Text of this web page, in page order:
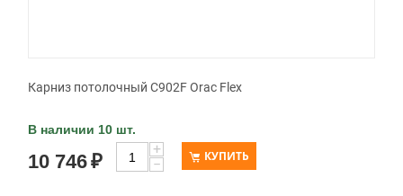
Карниз потолочный C902F Orac Flex
В наличии 10 шт.
10 746₽
+
−
КУПИТЬ